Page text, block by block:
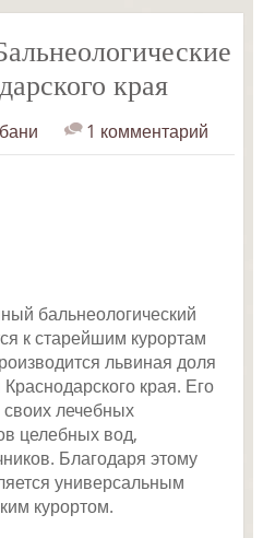
края
1 комментарий
бальнеологический
к старейшим курортам
львиная доля
края. Его
лечебных
целебных вод,
Благодаря этому
универсальным
курортом.